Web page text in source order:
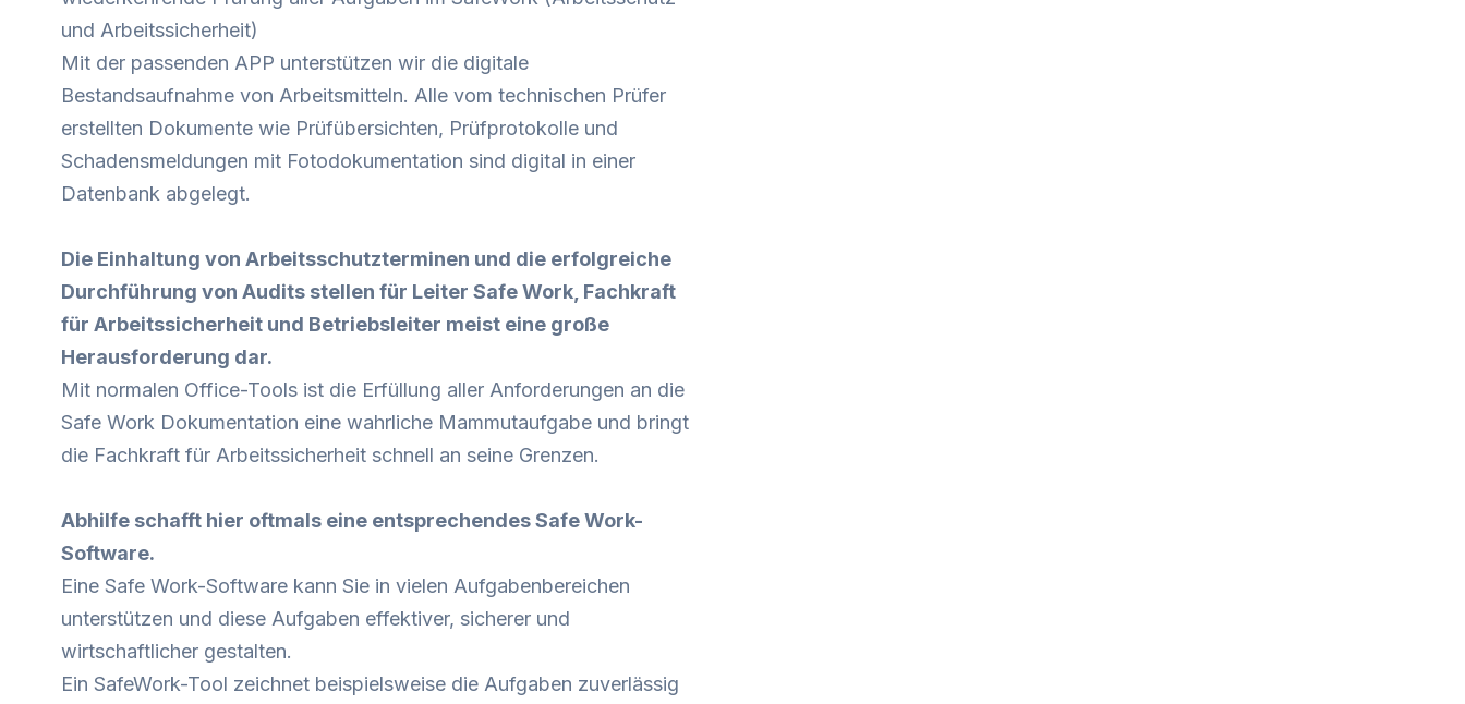
und Arbeitssicherheit)
Mit der passenden APP unterstützen wir die digitale
Bestandsaufnahme von Arbeitsmitteln. Alle vom technischen Prüfer
erstellten Dokumente wie Prüfübersichten, Prüfprotokolle und
Schadensmeldungen mit Fotodokumentation sind digital in einer
Datenbank abgelegt.
Die Einhaltung von Arbeitsschutzterminen und die erfolgreiche
Durchführung von Audits stellen für Leiter Safe Work, Fachkraft
für Arbeitssicherheit und Betriebsleiter meist eine große
Herausforderung dar.
Mit normalen Office-Tools ist die Erfüllung aller Anforderungen an die
Safe Work Dokumentation eine wahrliche Mammutaufgabe und bringt
die Fachkraft für Arbeitssicherheit schnell an seine Grenzen.
Abhilfe schafft hier oftmals eine entsprechendes Safe Work-
Software.
Eine Safe Work-Software kann Sie in vielen Aufgabenbereichen
unterstützen und diese Aufgaben effektiver, sicherer und
wirtschaftlicher gestalten.
Ein SafeWork-Tool zeichnet beispielsweise die Aufgaben zuverlässig